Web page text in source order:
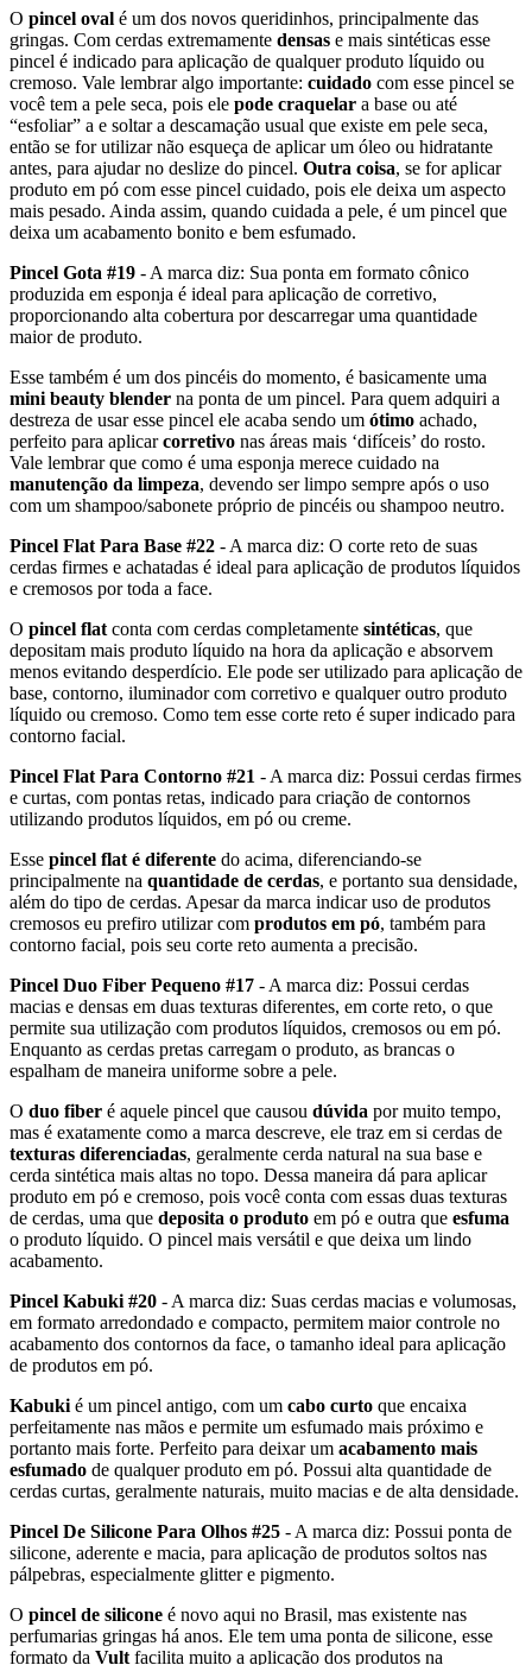
O pincel oval é um dos novos queridinhos, principalmente das
gringas. Com cerdas extremamente densas e mais sintéticas esse
pincel é indicado para aplicação de qualquer produto líquido ou
cremoso. Vale lembrar algo importante: cuidado com esse pincel se
você tem a pele seca, pois ele pode craquelar a base ou até
“esfoliar” a e soltar a descamação usual que existe em pele seca,
então se for utilizar não esqueça de aplicar um óleo ou hidratante
antes, para ajudar no deslize do pincel. Outra coisa, se for aplicar
produto em pó com esse pincel cuidado, pois ele deixa um aspecto
mais pesado. Ainda assim, quando cuidada a pele, é um pincel que
deixa um acabamento bonito e bem esfumado.
Pincel Gota #19 - A marca diz: Sua ponta em formato cônico
produzida em esponja é ideal para aplicação de corretivo,
proporcionando alta cobertura por descarregar uma quantidade
maior de produto.
Esse também é um dos pincéis do momento, é basicamente uma
mini beauty blender na ponta de um pincel. Para quem adquiri a
destreza de usar esse pincel ele acaba sendo um ótimo achado,
perfeito para aplicarcorretivo nas áreas mais ‘difíceis’ do rosto.
Vale lembrar que como é uma esponja merece cuidado na
manutenção da limpeza, devendo ser limpo sempre após o uso
com um shampoo/sabonete próprio de pincéis ou shampoo neutro.
Pincel Flat Para Base #22 - A marca diz: O corte reto de suas
cerdas firmes e achatadas é ideal para aplicação de produtos líquidos
e cremosos por toda a face.
O pincel flatconta com cerdas completamente sintéticas, que
depositam mais produto líquido na hora da aplicação e absorvem
menos evitando desperdício. Ele pode ser utilizado para aplicação de
base, contorno, iluminador com corretivo e qualquer outro produto
líquido ou cremoso. Como tem esse corte reto é super indicado para
contorno facial.
Pincel Flat Para Contorno #21 - A marca diz: Possui cerdas firmes
e curtas, com pontas retas, indicado para criação de contornos
utilizando produtos líquidos, em pó ou creme.
Esse pincel flat é diferente do acima, diferenciando-se
principalmente na quantidade de cerdas, e portanto sua densidade,
além do tipo de cerdas. Apesar da marca indicar uso de produtos
cremosos eu prefiro utilizar com produtos em pó, também para
contorno facial, pois seu corte reto aumenta a precisão.
Pincel Duo Fiber Pequeno #17 - A marca diz: Possui cerdas
macias e densas em duas texturas diferentes, em corte reto, o que
permite sua utilização com produtos líquidos, cremosos ou em pó.
Enquanto as cerdas pretas carregam o produto, as brancas o
espalham de maneira uniforme sobre a pele.
O duo fiber é aquele pincel que causou dúvida por muito tempo,
mas é exatamente como a marca descreve, ele traz em si cerdas de
texturas diferenciadas, geralmente cerda natural na sua base e
cerda sintética mais altas no topo. Dessa maneira dá para aplicar
produto em pó e cremoso, pois você conta com essas duas texturas
de cerdas, uma que deposita o produto em pó e outra que esfuma
o produto líquido. O pincel mais versátil e que deixa um lindo
acabamento.
Pincel Kabuki #20 - A marca diz: Suas cerdas macias e volumosas,
em formato arredondado e compacto, permitem maior controle no
acabamento dos contornos da face, o tamanho ideal para aplicação
de produtos em pó.
Kabukié um pincel antigo, com um cabo curto que encaixa
perfeitamente nas mãos e permite um esfumado mais próximo e
portanto mais forte. Perfeito para deixar um acabamento mais
esfumado de qualquer produto em pó. Possui alta quantidade de
cerdas curtas, geralmente naturais, muito macias e de alta densidade.
Pincel De Silicone Para Olhos #25 - A marca diz: Possui ponta de
silicone, aderente e macia, para aplicação de produtos soltos nas
pálpebras, especialmente glitter e pigmento.
O pincel de silicone é novo aqui no Brasil, mas existente nas
perfumarias gringas há anos. Ele tem uma ponta de silicone, esse
formato da Vultfacilita muito a aplicação dos produtos na